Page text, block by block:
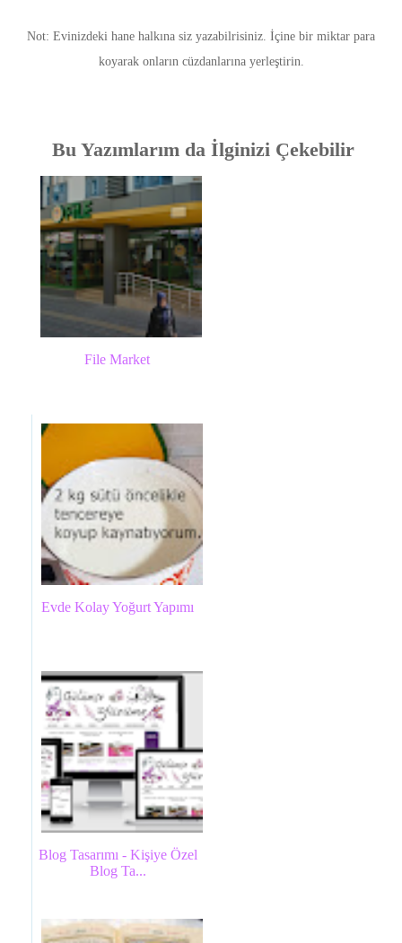
Not: Evinizdeki hane halkına siz yazabilrisiniz. İçine bir miktar para
koyarak onların cüzdanlarına yerleştirin.
Bu Yazımlarım da İlginizi Çekebilir
File Market
Evde Kolay Yoğurt Yapımı
Blog Tasarımı - Kişiye Özel
Blog Ta...